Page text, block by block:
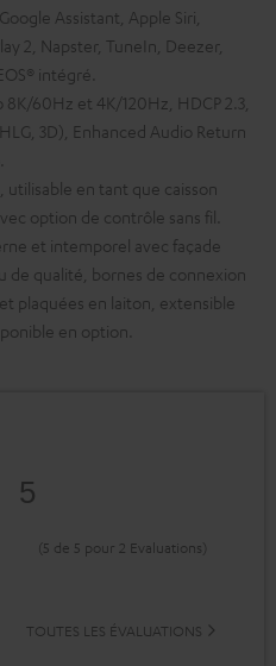
Assistant, Apple Siri,
2, Napster, TuneIn, Deezer,
intégré.
60Hz et 4K/120Hz, HDCP 2.3,
3D), Enhanced Audio Return
utilisable en tant que caisson
option de contrôle sans fil.
et intemporel avec façade
de qualité, bornes de connexion
plaquées en laiton, extensible
en option.
5
(5 de 5 pour 2 Evaluations)
TOUTES LES ÉVALUATIONS